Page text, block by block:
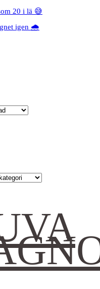
20 i lä 😅
igen 🌧️